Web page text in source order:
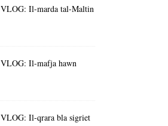
VLOG: Il-marda tal-Maltin
VLOG: Il-mafja hawn
VLOG: Il-qrara bla sigriet